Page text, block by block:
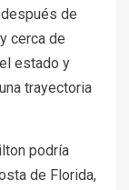
de
cerca de
estado y
trayectoria
podría
de Florida,